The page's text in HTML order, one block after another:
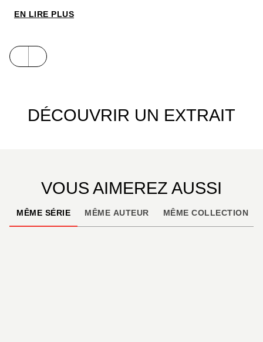
Mais voici que la main de l'espion tremble... Jonas
doute... À moins que le destin n'en décide
autrement ! Hissez les voiles ! Et attention ! Le
EN LIRE PLUS
DÉCOUVRIR UN EXTRAIT
VOUS AIMEREZ AUSSI
MÊME SÉRIE MÊME AUTEUR MÊME COLLECTION